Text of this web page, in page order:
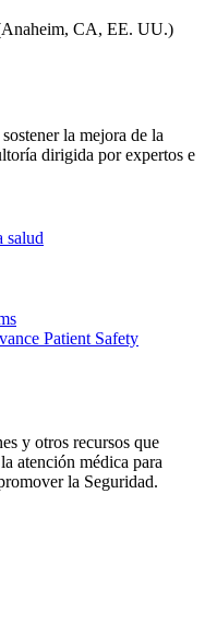
CA, EE. UU.)
la mejora de la
dirigida por expertos e
salud
Patient Safety
y otros recursos que
atención médica para
la Seguridad.